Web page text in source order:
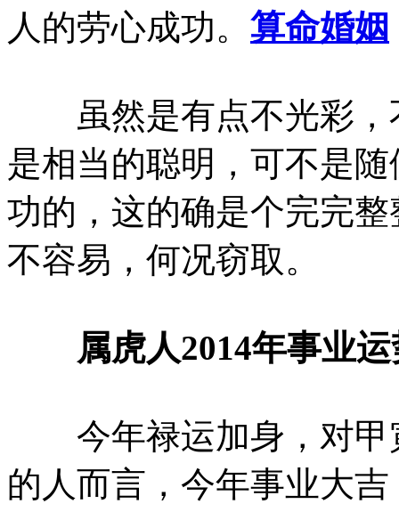
人的劳心成功。 算命婚姻
虽然是有点不光彩，
是相当的聪明，可不是
功的，这的确是个完完
不容易，何况窃取。
属虎人2014年事业运
今年禄运加身，对甲
的人而言，今年事业大